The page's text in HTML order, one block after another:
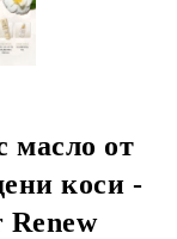
масло от
коси -